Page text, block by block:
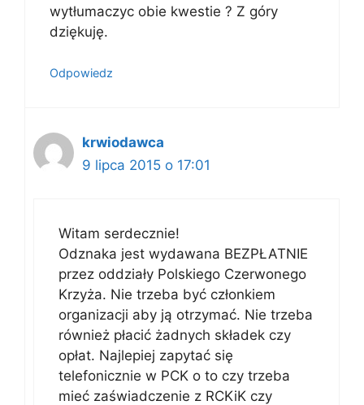
wytłumaczyc obie kwestie ? Z góry
dziękuję.
Odpowiedz
krwiodawca
9 lipca 2015 o 17:01
Witam serdecznie!
Odznaka jest wydawana BEZPŁATNIE
przez oddziały Polskiego Czerwonego
Krzyża. Nie trzeba być członkiem
organizacji aby ją otrzymać. Nie trzeba
również płacić żadnych składek czy
opłat. Najlepiej zapytać się
telefonicznie w PCK o to czy trzeba
mieć zaświadczenie z RCKiK czy